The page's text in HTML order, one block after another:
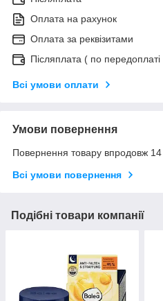
Оплата на рахунок
Оплата за реквізитами
Післяплата ( по
Всі умови оплати
Умови повернення
Повернення товару впродовж 14
Всі умови повернення
Подібні товари компанії